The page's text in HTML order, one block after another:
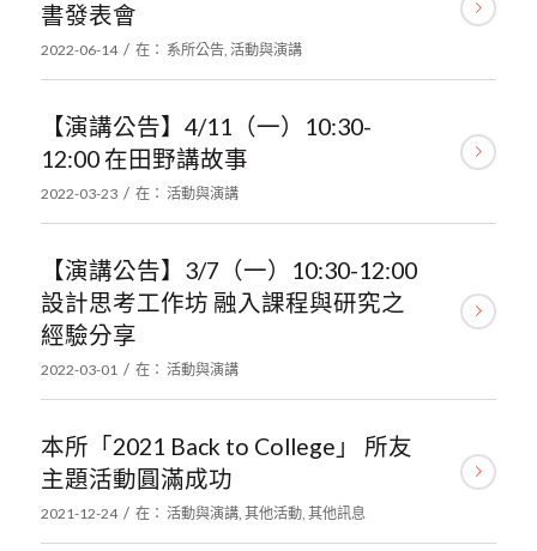
書發表會
2022-06-14 / 在： 系所公告, 活動與演講
【演講公告】4/11（一）10:30-
12:00 在田野講故事
2022-03-23 / 在： 活動與演講
【演講公告】3/7（一）10:30-12:00
設計思考工作坊 融入課程與研究之
經驗分享
2022-03-01 / 在： 活動與演講
本所「2021 Back to College」 所友
主題活動圓滿成功
2021-12-24 / 在： 活動與演講, 其他活動, 其他訊息